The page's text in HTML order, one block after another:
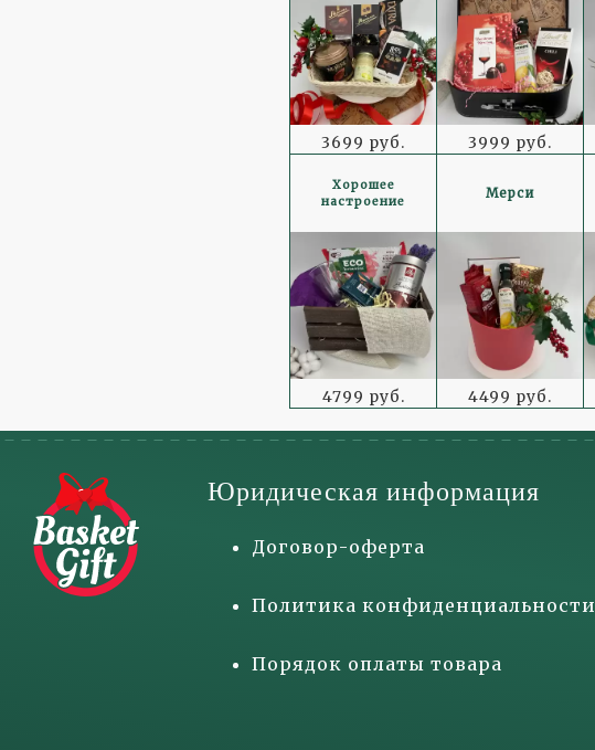
3699 руб. 3999 руб.
Хорошее
настроение
4799 руб.
Мерси
4499 руб.
Юридическая информация
Договор-оферта
Политика конфиденциальности
Порядок оплаты товара